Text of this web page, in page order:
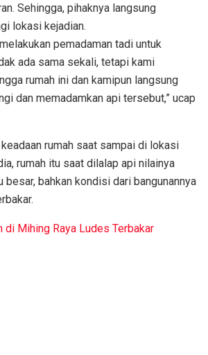
Sehingga, pihaknya langsung
lokasi kejadian.
pemadaman tadi untuk
ada sama sekali, tetapi kami
rumah ini dan kamipun langsung
dan memadamkan api tersebut,” ucap
rumah saat sampai di lokasi
rumah itu saat dilalap api nilainya
besar, bahkan kondisi dari bangunannya
di Mihing Raya Ludes Terbakar